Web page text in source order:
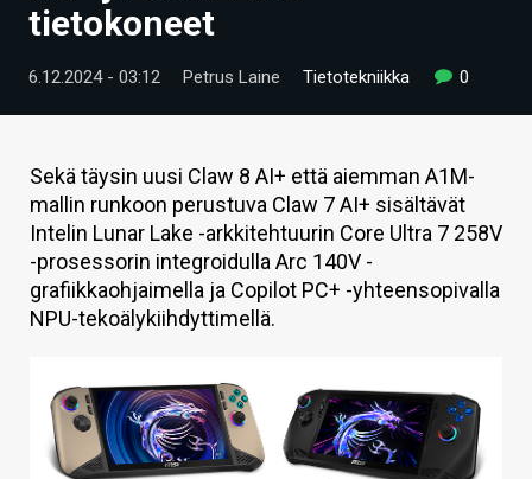
VIDEOT
TECHBBS
HINTA.FI
KAUPPA
VAIHDA TEEMA
HAKU
tietokoneet
6.12.2024 - 03:12 Petrus Laine Tietotekniikka 0
Sekä täysin uusi Claw 8 AI+ että aiemman A1M-
mallin runkoon perustuva Claw 7 AI+ sisältävät
Intelin Lunar Lake -arkkitehtuurin Core Ultra 7 258V
-prosessorin integroidulla Arc 140V -
grafiikkaohjaimella ja Copilot PC+ -yhteensopivalla
NPU-tekoälykiihdyttimellä.